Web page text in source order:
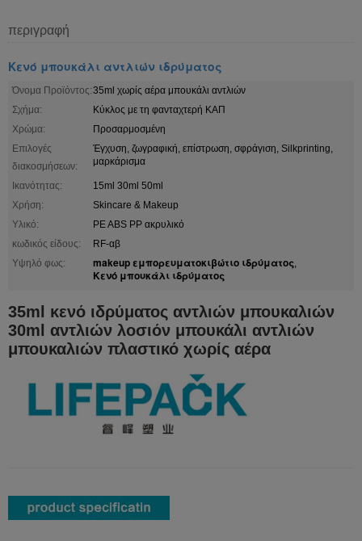
περιγραφή
Κενό μπουκάλι αντλιών ιδρύματος
Όνομα Προϊόντος:35ml χωρίς αέρα μπουκάλι αντλιών
Σχήμα:
Κύκλος με τη φανταχτερή ΚΑΠ
Χρώμα:
Προσαρμοσμένη
Επιλογές
διακοσμήσεων:
Έγχυση, ζωγραφική, επίστρωση, σφράγιση, Silkprinting,
μαρκάρισμα
Ικανότητας:
15ml 30ml 50ml
Χρήση:
Skincare & Makeup
Υλικό:
PE ABS PP ακρυλικό
κωδικός είδους:
RF-αβ
Υψηλό φως:
makeup εμπορευματοκιβώτιο ιδρύματος,
Κενό μπουκάλι ιδρύματος
35ml κενό ιδρύματος αντλιών μπουκαλιών
30ml αντλιών λοσιόν μπουκάλι αντλιών
μπουκαλιών πλαστικό χωρίς αέρα